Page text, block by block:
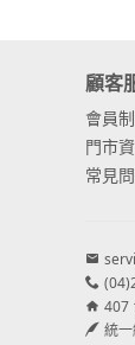
- 日
- 重
- 其
- 滿
- 黑
顧客
會員
門市
常見
407
統